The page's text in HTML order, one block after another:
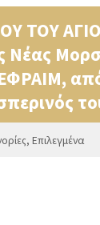
ΤΟΥ
, Επιλεγμένα